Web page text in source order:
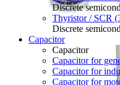
Discrete
Thyristor / SCR
Discrete
Capacitor
Capacitor
Capacitor for
Capacitor for
Capacitor for